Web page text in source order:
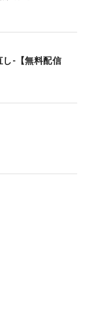
し-【無料配信